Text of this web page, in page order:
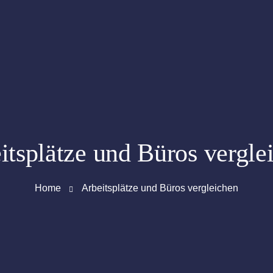
und Büros
Home Arbeitsplätze und Büros vergleichen